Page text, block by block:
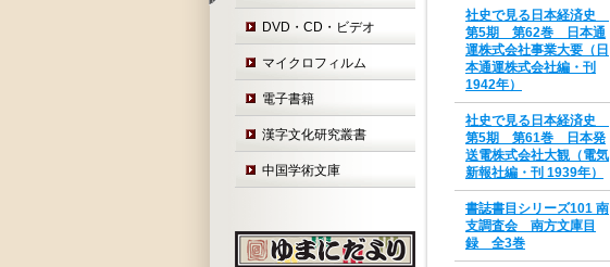
DVD・CD・ビデオ
マイクロフィルム
電子書籍
漢字文化研究叢書
中国学術文庫
社史で見る日本経済史
第5期 第62巻 日本通
運株式会社事業大要（日
本通運株式会社編・刊
1942年）
社史で見る日本経済史
第5期 第61巻 日本発
送電株式会社大観（電気
新報社編・刊 1939年）
書誌書目シリーズ101 南
支調査会 南方文庫目
録 全3巻